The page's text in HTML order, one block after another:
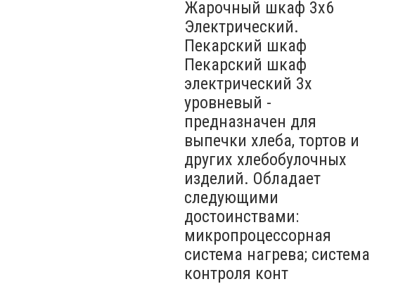
Жарочный шкаф 3х6
Электрический.
Пекарский шкаф
Пекарский шкаф
электрический 3х
уровневый -
предназначен для
выпечки хлеба, тортов и
других хлебобулочных
изделий. Обладает
следующими
достоинствами:
микропроцессорная
система нагрева; система
контроля конт